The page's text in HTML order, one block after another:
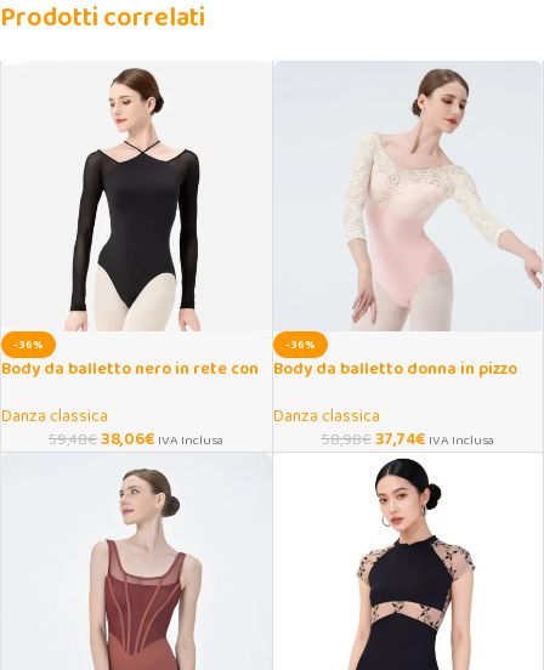
Prodotti correlati
-36%
Body da balletto nero in rete con
Danza classica
59,48€38,06€ IVA Inclusa
-36%
Body da balletto donna in pizzo
Danza classica
58,98€37,74€ IVA Inclusa